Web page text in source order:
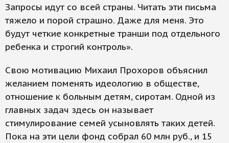
Запросы идут со всей страны. Читать эти письма
тяжело и порой страшно. Даже для меня. Это
будут четкие конкретные транши под отдельного
ребенка и строгий контроль».
Свою мотивацию Михаил Прохоров объяснил
желанием поменять идеологию в обществе,
отношение к больным детям, сиротам. Одной из
главных задач здесь он называет
стимулирование семей усыновлять таких детей.
Пока на эти цели фонд собрал 60 млн руб., и 15